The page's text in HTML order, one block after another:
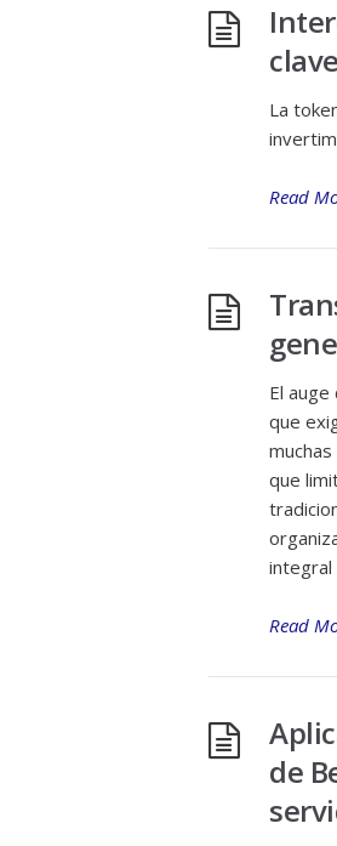
La
Read
El
que
que
integral
Read
de